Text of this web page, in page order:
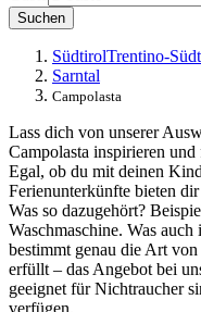
Suchen
SüdtirolTrentino-
Sarntal
Campolasta
Lass dich von unserer
Campolasta inspirieren
Egal, ob du mit deinen
Ferienunterkünfte bieten
Was so dazugehört?
Waschmaschine. Was
bestimmt genau die Art
erfüllt – das Angebot bei
geeignet für Nichtraucher
verfügen.